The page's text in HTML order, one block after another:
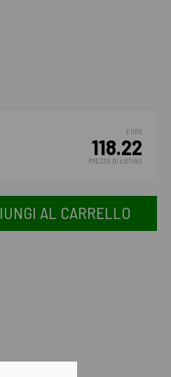
EURO
118.22
PREZZO DI LISTINO
AL CARRELLO